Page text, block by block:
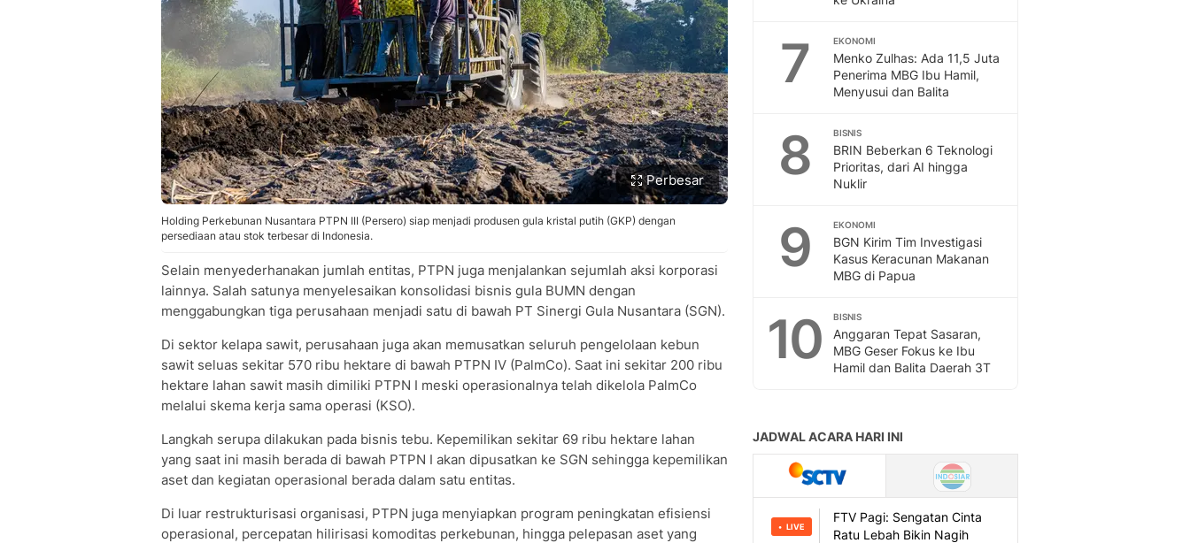
Perbesar
Holding Perkebunan Nusantara PTPN III (Persero) siap menjadi produsen gula kristal putih (GKP) dengan
persediaan atau stok terbesar di Indonesia.
Selain menyederhanakan jumlah entitas, PTPN juga menjalankan sejumlah aksi korporasi
lainnya. Salah satunya menyelesaikan konsolidasi bisnis gula BUMN dengan
menggabungkan tiga perusahaan menjadi satu di bawah PT Sinergi Gula Nusantara (SGN).
Di sektor kelapa sawit, perusahaan juga akan memusatkan seluruh pengelolaan kebun
sawit seluas sekitar 570 ribu hektare di bawah PTPN IV (PalmCo). Saat ini sekitar 200 ribu
hektare lahan sawit masih dimiliki PTPN I meski operasionalnya telah dikelola PalmCo
melalui skema kerja sama operasi (KSO).
Langkah serupa dilakukan pada bisnis tebu. Kepemilikan sekitar 69 ribu hektare lahan
yang saat ini masih berada di bawah PTPN I akan dipusatkan ke SGN sehingga kepemilikan
aset dan kegiatan operasional berada dalam satu entitas.
Di luar restrukturisasi organisasi, PTPN juga menyiapkan program peningkatan efisiensi
operasional, percepatan hilirisasi komoditas perkebunan, hingga pelepasan aset yang
7 EKONOMI
Menko Zulhas: Ada 11,5 Juta
Penerima MBG Ibu Hamil,
Menyusui dan Balita
8 BISNIS
BRIN Beberkan 6 Teknologi
Prioritas, dari AI hingga
Nuklir
9 EKONOMI
BGN Kirim Tim Investigasi
Kasus Keracunan Makanan
MBG di Papua
10 BISNIS
Anggaran Tepat Sasaran,
MBG Geser Fokus ke Ibu
Hamil dan Balita Daerah 3T